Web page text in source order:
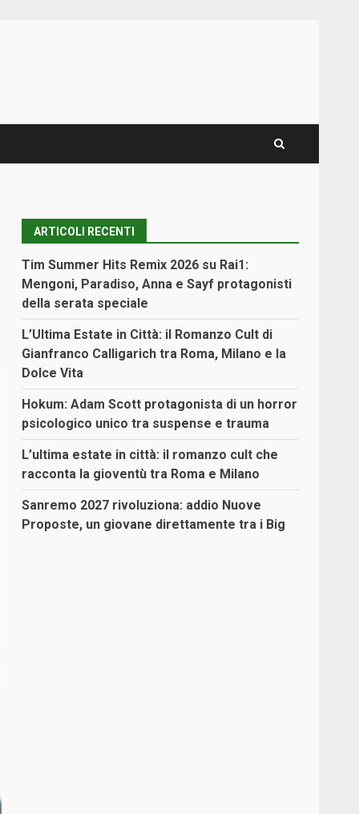
ARTICOLI RECENTI
Tim Summer Hits Remix 2026 su Rai1:
Mengoni, Paradiso, Anna e Sayf protagonisti
della serata speciale
L’Ultima Estate in Città: il Romanzo Cult di
Gianfranco Calligarich tra Roma, Milano e la
Dolce Vita
Hokum: Adam Scott protagonista di un horror
psicologico unico tra suspense e trauma
L’ultima estate in città: il romanzo cult che
racconta la gioventù tra Roma e Milano
Sanremo 2027 rivoluziona: addio Nuove
Proposte, un giovane direttamente tra i Big